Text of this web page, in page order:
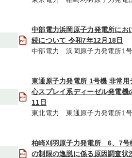
中部電力浜岡原子力発電所に
続について 令和7年12月18日
中部電力 浜岡原子力発電所1
東通原子力発電所 1号機 非常
心スプレイ系ディーゼル発電機
11日
東北電力 東通原子力発電所1
柏崎刈羽原子力発電所 6、7号
の制限の逸脱に係る原因調査状